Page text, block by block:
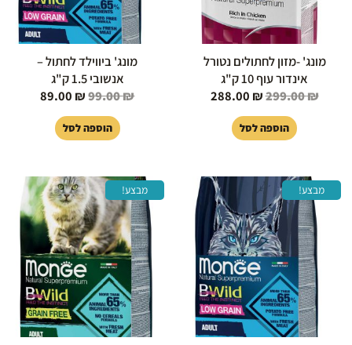
מונג' -מזון לחתולים נטורל
אינדור עוף 10 ק"ג
299.00₪
288.00 ₪
הוספה לסל
מונג' ביווילד לחתול –
אנשובי 1.5 ק"ג
99.00₪
89.00 ₪
הוספה לסל
מבצע!
המחיר
המקורי
היה:
439.00 ₪.
המחיר
הנוכחי
הוא:
415.00 ₪.
מבצע!
המחיר
המקורי
היה:
99.00 ₪.
המחיר
הנוכחי
הוא:
89.00 ₪.